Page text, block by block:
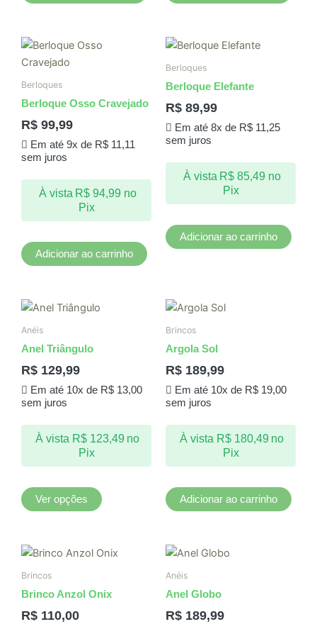
Berloques
Berloque Osso Cravejado
R$ 99,99
Em até 9x de R$11,11
sem juros
À vista R$ 94,99 no
Pix
Adicionar ao carrinho
Berloques
Berloque Elefante
R$ 89,99
Em até 8x de R$11,25
sem juros
À vista R$ 85,49 no
Pix
Adicionar ao carrinho
Anéis
Anel Triângulo
R$ 129,99
Em até 10x de R$13,00
sem juros
À vista R$123,49 no
Pix
Ver opções
As
podem
ser
página
Brincos
Argola Sol
R$ 189,99
Em até 10x de R$19,00
sem juros
À vista R$180,49 no
Pix
Adicionar ao carrinho
Brincos
Brinco Anzol Onix
R$ 110,00
Anéis
Anel Globo
R$ 189,99